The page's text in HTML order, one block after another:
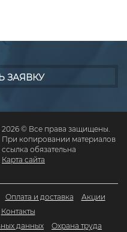
ЗАЯВКУ
2026 © Все права защищены.
При копировании материалов
ссылка обязательна
Карта сайта
Оплата и доставка
Акции
Контакты
данных
Охрана труда